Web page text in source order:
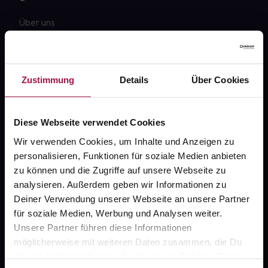
Zustimmung Details Über Cookies
Diese Webseite verwendet Cookies
Wir verwenden Cookies, um Inhalte und Anzeigen zu
personalisieren, Funktionen für soziale Medien anbieten
zu können und die Zugriffe auf unsere Webseite zu
analysieren. Außerdem geben wir Informationen zu
Deiner Verwendung unserer Webseite an unsere Partner
für soziale Medien, Werbung und Analysen weiter.
Unsere Partner führen diese Informationen
möglicherweise mit weiteren Daten zusammen, die Du
ihnen bereitgestellt hast oder die sie im Rahmen Deiner
Über uns
Newsletter
Sanitätshäuser
AGB
Impressum